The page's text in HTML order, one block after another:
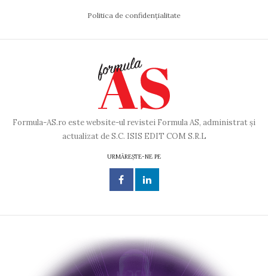
Politica de confidențialitate
Formula-AS.ro este website-ul revistei Formula AS, administrat și
actualizat de S.C. ISIS EDIT COM S.R.L
URMĂREȘTE-NE PE